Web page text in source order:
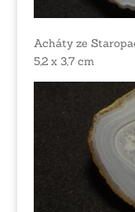
Acháty ze
5,2 x 3,7 cm